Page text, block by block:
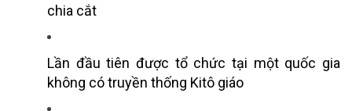
chia cắt
Lần đầu tiên được tổ chức tại một quốc gia
không có truyền thống Kitô giáo